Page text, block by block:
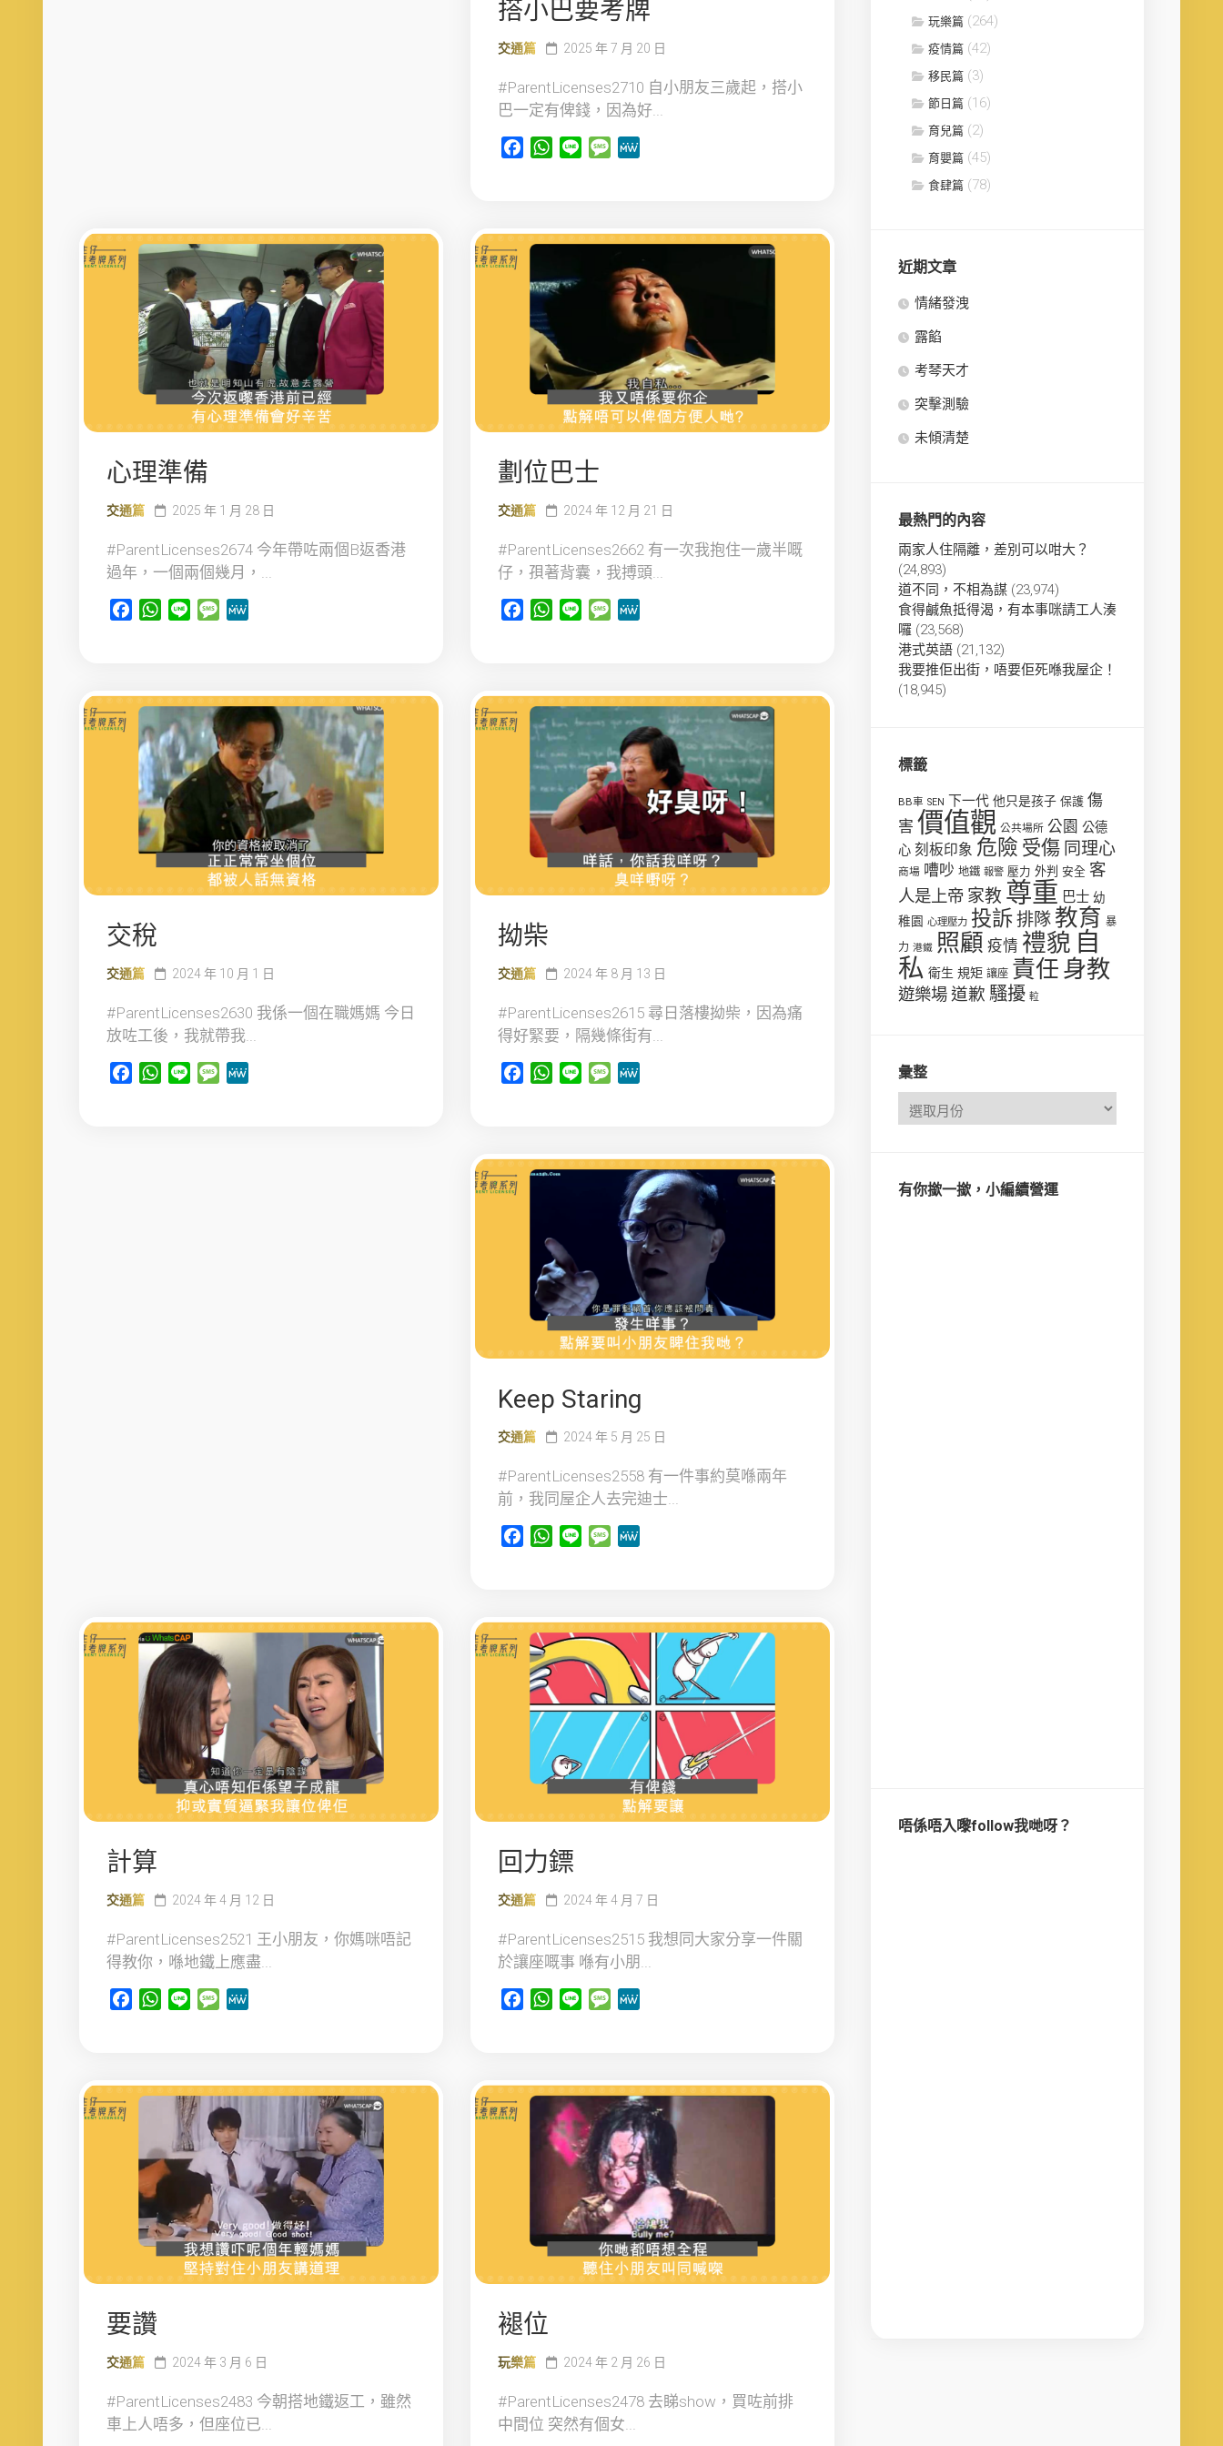
搭小巴要考牌
交通篇 2025 年 7 月 20 日
#ParentLicenses2710 自小朋友三歲起，搭小
巴一定有俾錢，因為好...
FacebookWhatsApp
Line Message
心理準備
交通篇 2025 年 1 月 28 日
#ParentLicenses2674 今年帶咗兩個B返香港
過年，一個兩個幾月，...
FacebookWhatsApp
Line Message
劃位巴士
交通篇 2024 年 12 月 21 日
#ParentLicenses2662 有一次我抱住一歲半嘅
仔，孭著背囊，我搏頭...
FacebookWhatsApp
Line Message
交稅
交通篇 2024 年 10 月 1 日
#ParentLicenses2630 我係一個在職媽媽 今日
放咗工後，我就帶我...
FacebookWhatsApp
Line Message
拗柴
交通篇 2024 年 8 月 13 日
#ParentLicenses2615 尋日落樓拗柴，因為痛
得好緊要，隔幾條街有...
FacebookWhatsApp
Line Message
Keep Staring
交通篇 2024 年 5 月 25 日
#ParentLicenses2558 有一件事約莫喺兩年
前，我同屋企人去完迪士...
FacebookWhatsApp
Line Message
計算
交通篇 2024 年 4 月 12 日
#ParentLicenses2521 王小朋友，你媽咪唔記
得教你，喺地鐵上應盡...
FacebookWhatsApp
Line Message
回力鏢
交通篇 2024 年 4 月 7 日
#ParentLicenses2515 我想同大家分享一件關
於讓座嘅事 喺有小朋...
FacebookWhatsApp
Line Message
要讚
交通篇 2024 年 3 月 6 日
#ParentLicenses2483 今朝搭地鐵返工，雖然
車上人唔多，但座位已...
褪位
玩樂篇 2024 年 2 月 26 日
#ParentLicenses2478 去睇show，買咗前排
中間位 突然有個女...
玩樂篇 (264)
疫情篇 (42)
移民篇 (3)
節日篇 (16)
育兒篇 (2)
育嬰篇 (45)
食肆篇 (78)
近期文章
情緒發洩
露餡
考琴天才
突擊測驗
未傾清楚
最熱門的內容
兩家人住隔離，差別可以咁大？
(24,893)
道不同，不相為謀 (23,974)
食得鹹魚抵得渴，有本事咪請工人湊
囉 (23,568)
港式英語 (21,132)
我要推佢出街，唔要佢死喺我屋企！
(18,945)
標籤
BB車 SEN 下一代 他只是孩子 保護 傷
害 價值觀 公共場所 公園 公德
心 刻板印象 危險 受傷 同理心
商場 嘈吵 地鐵 報警 壓力 外判 安全 客
人是上帝 家教 尊重 巴士 幼
稚園 心理壓力 投訴排隊 教育 暴
力 港鐵 照顧 疫情 禮貌 自
私 衛生 規矩 讓座 責任 身教
遊樂場道歉 騷擾 𨋢
彙整
有你撳一撳，小編續營運
唔係唔入嚟follow我哋呀？